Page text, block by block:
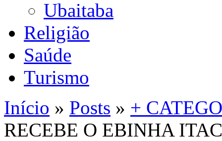
Ubaitaba
Religião
Saúde
Turismo
Início » Posts » +
RECEBE O EBINHA